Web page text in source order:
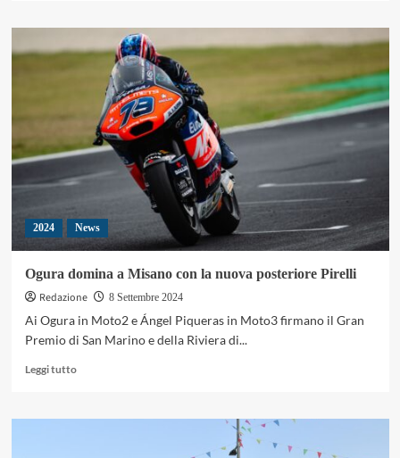
su
domina
Magny-
Cours
le
di
2024 News
Ogura domina a Misano con la nuova posteriore Pirelli
Redazione
8 Settembre 2024
Ai Ogura in Moto2 e Ángel Piqueras in Moto3 firmano il Gran
Premio di San Marino e della Riviera di...
Leggi tuttoLeggi
su